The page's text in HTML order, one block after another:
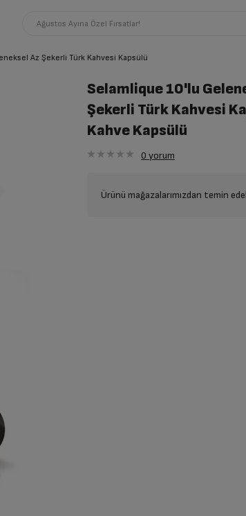
Ağustos Ayına Özel Fırsatlar!
Az Şekerli Türk Kahvesi Kapsülü
Selamlique 10'lu
Şekerli Türk Kahvesi
Kahve Kapsülü
0 yorum
Ürünü mağazalarımızdan temin